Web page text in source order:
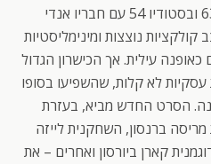
הרועשות שארגן בביתו ברחוב 63 ובסטודיו 54 עם חבריו אנדי
קולקציות נוצצות ומינימליסטיות
עילית. אך הכישרון הגדול
לא קלות, שהשפיעו בסופו
הסרט החדש מביא, בעזרת
ברנסון, השחקנית לייזה
קארן ביורסון ואחרים – את